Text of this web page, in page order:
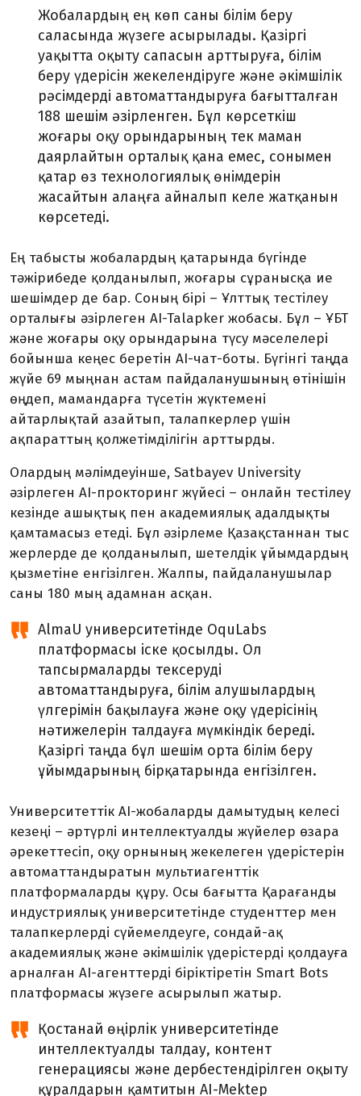
Жобалардың ең көп саны білім беру
саласында жүзеге асырылады. Қазіргі
уақытта оқыту сапасын арттыруға, білім
беру үдерісін жекелендіруге және әкімшілік
рәсімдерді автоматтандыруға бағытталған
188 шешім әзірленген. Бұл көрсеткіш
жоғары оқу орындарының тек маман
даярлайтын орталық қана емес, сонымен
қатар өз технологиялық өнімдерін
жасайтын алаңға айналып келе жатқанын
көрсетеді.
Ең табысты жобалардың қатарында бүгінде
тәжірибеде қолданылып, жоғары сұранысқа ие
шешімдер де бар. Соның бірі – Ұлттық тестілеу
орталығы әзірлеген AI-Talapker жобасы. Бұл – ҰБТ
және жоғары оқу орындарына түсу мәселелері
бойынша кеңес беретін AI-чат-боты. Бүгінгі таңда
жүйе 69 мыңнан астам пайдаланушының өтінішін
өңдеп, мамандарға түсетін жүктемені
айтарлықтай азайтып, талапкерлер үшін
ақпараттың қолжетімділігін арттырды.
Олардың мәлімдеуінше, Satbayev University
әзірлеген AI-прокторинг жүйесі – онлайн тестілеу
кезінде ашықтық пен академиялық адалдықты
қамтамасыз етеді. Бұл әзірлеме Қазақстаннан тыс
жерлерде де қолданылып, шетелдік ұйымдардың
қызметіне енгізілген. Жалпы, пайдаланушылар
саны 180 мың адамнан асқан.
AlmaU университетінде OquLabs
платформасы іске қосылды. Ол
тапсырмаларды тексеруді
автоматтандыруға, білім алушылардың
үлгерімін бақылауға және оқу үдерісінің
нәтижелерін талдауға мүмкіндік береді.
Қазіргі таңда бұл шешім орта білім беру
ұйымдарының бірқатарында енгізілген.
Университеттік AI-жобаларды дамытудың келесі
кезеңі – әртүрлі интеллектуалды жүйелер өзара
әрекеттесіп, оқу орнының жекелеген үдерістерін
автоматтандыратын мультиагенттік
платформаларды құру. Осы бағытта Қарағанды
индустриялық университетінде студенттер мен
талапкерлерді сүйемелдеуге, сондай-ақ
академиялық және әкімшілік үдерістерді қолдауға
арналған AI-агенттерді біріктіретін Smart Bots
платформасы жүзеге асырылып жатыр.
Қостанай өңірлік университетінде
интеллектуалды талдау, контент
генерациясы және дербестендірілген оқыту
құралдарын қамтитын AI-Mektep